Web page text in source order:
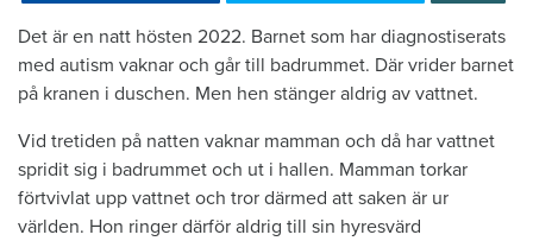
Det är en natt hösten 2022. Barnet som har diagnostiserats
med autism vaknar och går till badrummet. Där vrider barnet
på kranen i duschen. Men hen stänger aldrig av vattnet.
Vid tretiden på natten vaknar mamman och då har vattnet
spridit sig i badrummet och ut i hallen. Mamman torkar
förtvivlat upp vattnet och tror därmed att saken är ur
världen. Hon ringer därför aldrig till sin hyresvärd